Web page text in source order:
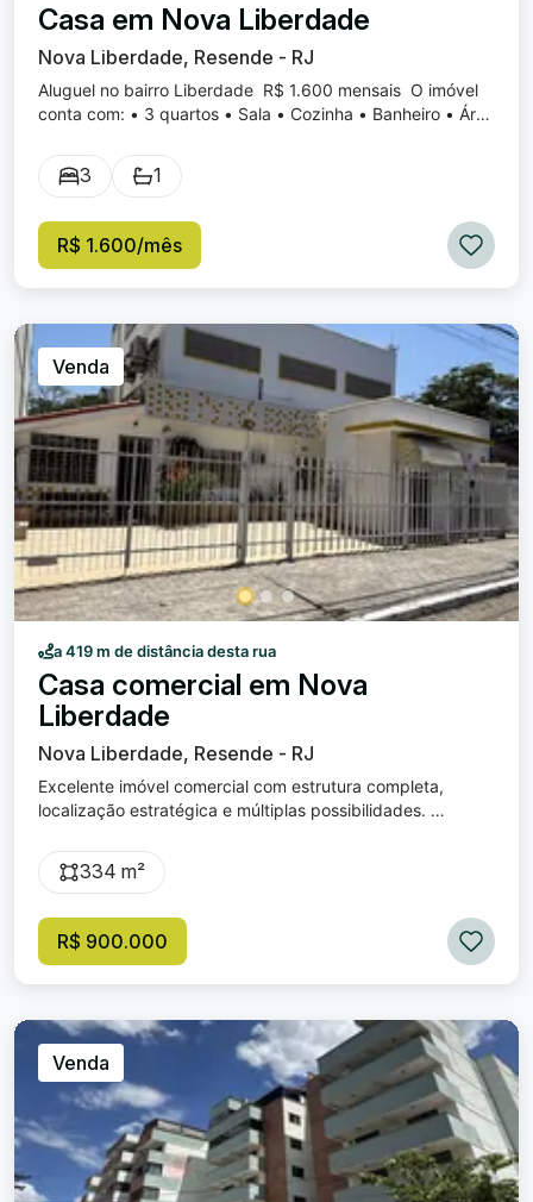
Casa em Nova Liberdade
Nova Liberdade, Resende - RJ
Aluguel no bairro Liberdade R$ 1.600 mensais O imóvel
conta com: • 3 quartos • Sala • Cozinha • Banheiro • Área
Liberdade, ideal para quem busca espaço e conforto para
a família.
3 1
R$ 1.600/mês
Venda
a 419 m de distância desta rua
Casa comercial em Nova
Liberdade
Nova Liberdade, Resende - RJ
Excelente imóvel comercial com estrutura completa,
localização estratégica e múltiplas possibilidades.
bem iluminadas. ✅ Loja com instalações, porta de blindex
e ar-condicionado ✅ Escritório com 2 salas, armário
expedição + áreas para depósito ✅ Vestiários com
banheiros ✅ Instalação elétrica trifásica robusta ✅
334 m²
R$ 900.000
Venda